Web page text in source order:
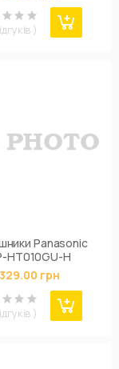
)
Panasonic
HT010GU-H
329.00 грн
)